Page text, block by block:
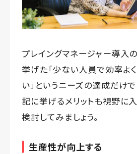
プレイングマネージャー導入の
挙げた「少ない人員で効率よ
い」というニーズの達成だけ
記に挙げるメリットも視野に
検討してみましょう。
生産性が向上する